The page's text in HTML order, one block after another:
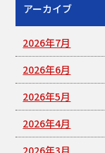
アーカイブ
2026年7月
2026年6月
2026年5月
2026年4月
2026年3月